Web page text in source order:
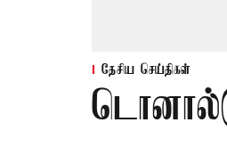
தேசிய செய்திகள்